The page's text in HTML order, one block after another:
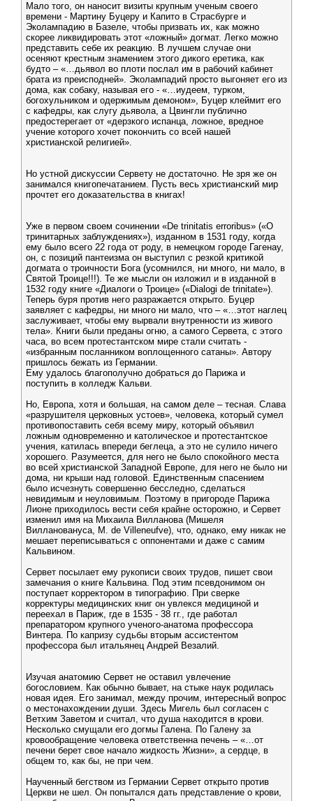
Мало того, он наносит визиты крупным ученым своего
времени - Мартину Буцеру и Капито в Страсбурге и
Эколампадию в Базеле, чтобы призвать их, как можно
скорее ликвидировать этот «ложный» догмат. Легко можно
представить себе их реакцию. В лучшем случае они
осеняют крестным знамением этого дикого еретика, как
будто – «…дьявол во плоти послал им в рабочий кабинет
брата из преисподней». Эколампадий просто выгоняет его из
дома, как собаку, называя его - «…иудеем, турком,
богохульником и одержимым демоном», Буцер клеймит его
с кафедры, как слугу дьявола, а Цвингли публично
предостерегает от «дерзкого испанца, ложное, вредное
учение которого хочет покончить со всей нашей
христианской религией».
Но устной дискуссии Сервету не достаточно. Не зря же он
занимался книгопечатанием. Пусть весь христианский мир
прочтет его доказательства в книгах!
Уже в первом своем сочинении «De trinitatis erroribus» («О
тринитарных заблуждениях»), изданном в 1531 году, когда
ему было всего 22 года от роду, в немецком городе Гагенау,
он, с позиций пантеизма он выступил с резкой критикой
догмата о троичности Бога (усомнился, ни много, ни мало, в
Святой Троице!!!). Те же мысли он изложил и в изданной в
1532 году книге «Диалоги о Троице» («Dialogi de trinitate»).
Теперь буря против него разражается открыто. Буцер
заявляет с кафедры, ни много ни мало, что – «…этот наглец
заслуживает, чтобы ему вырвали внутренности из живого
тела». Книги были преданы огню, а самого Сервета, с этого
часа, во всем протестантском мире стали считать -
«избранным посланником воплощенного сатаны». Автору
пришлось бежать из Германии.
Ему удалось благополучно добраться до Парижа и
поступить в колледж Кальви.
Но, Европа, хотя и большая, на самом деле – тесная. Слава
«разрушителя церковных устоев», человека, который сумел
противопоставить себя всему миру, который объявил
ложным одновременно и католическое и протестантское
учения, катилась впереди беглеца, а это не сулило ничего
хорошего. Разумеется, для него не было спокойного места
во всей христианской Западной Европе, для него не было ни
дома, ни крыши над головой. Единственным спасением
было исчезнуть совершенно бесследно, сделаться
невидимым и неуловимым. Поэтому в пригороде Парижа
Лионе приходилось вести себя крайне осторожно, и Сервет
изменил имя на Михаила Вилланова (Мишеля
Виллановануса, M. de Villeneufve), что, однако, ему никак не
мешает переписываться с оппонентами и даже с самим
Кальвином.
Сервет посылает ему рукописи своих трудов, пишет свои
замечания о книге Кальвина. Под этим псевдонимом он
поступает корректором в типографию. При сверке
корректуры медицинских книг он увлекся медициной и
переехал в Париж, где в 1535 - 38 гг., где работал
препаратором крупного ученого-анатома профессора
Винтера. По капризу судьбы вторым ассистентом
профессора был итальянец Андрей Везалий.
Изучая анатомию Сервет не оставил увлечение
богословием. Как обычно бывает, на стыке наук родилась
новая идея. Его занимал, между прочим, интересный вопрос
о местонахождении души. Здесь Мигель был согласен с
Ветхим Заветом и считал, что душа находится в крови.
Несколько смущали его догмы Галена. По Галену за
кровообращение человека ответственна печень – «…от
печени берет свое начало жидкость Жизни», а сердце, в
общем то, как бы, не при чем.
Наученный бегством из Германии Сервет открыто против
Церкви не шел. Он попытался дать представление о крови,